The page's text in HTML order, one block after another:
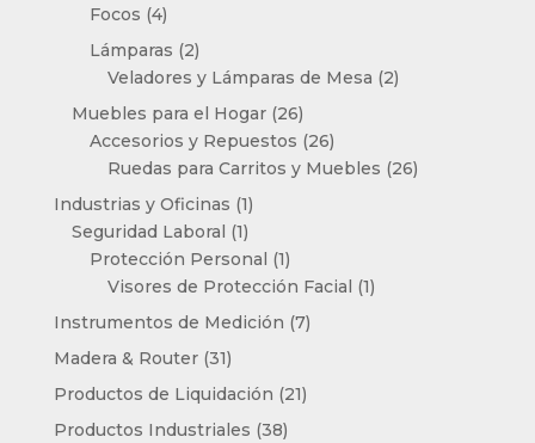
Focos 44
productos
Lámparas 22
productos
Veladores y Lámparas de Mesa 22
Muebles para el Hogar 2626
productos
Accesorios y Repuestos 2626
productos
Ruedas para Carritos y Muebles 2626
Industrias y Oficinas 11
producto
Seguridad Laboral 11
producto
Protección Personal 11
producto
Visores de Protección Facial 11
Instrumentos de Medición 77
Madera & Router 3131
productos
Productos de Liquidación 2121
Productos Industriales 3838